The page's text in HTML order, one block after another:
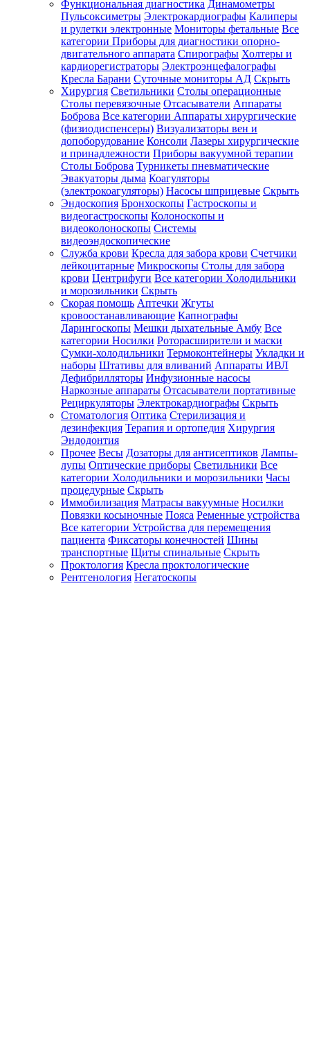
Функциональная диагностика Динамометры
Пульсоксиметры Электрокардиографы Калиперы
и рулетки электронные Мониторы фетальные Все
категории Приборы для диагностики опорно-
двигательного аппарата Спирографы Холтеры и
кардиорегистраторы Электроэнцефалографы
Кресла Барани Суточные мониторы АД Скрыть
Хирургия Светильники Столы операционные
Столы перевязочные Отсасыватели Аппараты
Боброва Все категории Аппараты хирургические
(физиодиспенсеры) Визуализаторы вен и
допоборудование Консоли Лазеры хирургические
и принадлежности Приборы вакуумной терапии
Столы Боброва Турникеты пневматические
Эвакуаторы дыма Коагуляторы
(электрокоагуляторы) Насосы шприцевые Скрыть
Эндоскопия Бронхоскопы Гастроскопы и
видеогастроскопы Колоноскопы и
видеоколоноскопы Системы
видеоэндоскопические
Служба крови Кресла для забора крови Счетчики
лейкоцитарные Микроскопы Столы для забора
крови Центрифуги Все категории Холодильники
и морозильники Скрыть
Скорая помощь Аптечки Жгуты
кровоостанавливающие Капнографы
Ларингоскопы Мешки дыхательные Амбу Все
категории Носилки Роторасширители и маски
Сумки-холодильники Термоконтейнеры Укладки и
наборы Штативы для вливаний Аппараты ИВЛ
Дефибрилляторы Инфузионные насосы
Наркозные аппараты Отсасыватели портативные
Рециркуляторы Электрокардиографы Скрыть
Стоматология Оптика Стерилизация и
дезинфекция Терапия и ортопедия Хирургия
Эндодонтия
Прочее Весы Дозаторы для антисептиков Лампы-
лупы Оптические приборы Светильники Все
категории Холодильники и морозильники Часы
процедурные Скрыть
Иммобилизация Матрасы вакуумные Носилки
Повязки косыночные Пояса Ременные устройства
Все категории Устройства для перемещения
пациента Фиксаторы конечностей Шины
транспортные Щиты спинальные Скрыть
Проктология Кресла проктологические
Рентгенология Негатоскопы